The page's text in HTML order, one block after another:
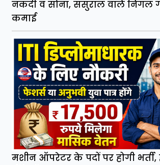
नकदी व सोना, ससुराल वाले निगल
कमाई
मशीन ऑपरेटर के पदों पर होगी भर्ती,